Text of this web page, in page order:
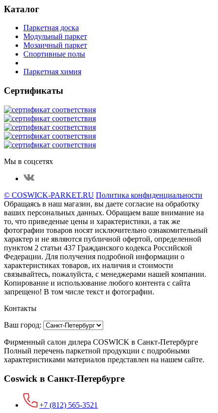
Каталог
Паркетная доска
Модульный паркет
Мозаичный паркет
Спортивные полы
Паркетная химия
Сертификаты
Мы в соцсетях
© COSWICK-PARKET.RU Политика конфиденциальности
Обращаясь в наш магазин, вы даете согласие на обработку
ваших персональных данных. Oбращаем вaше внимaние нa
то, что пpиведеные цeны и хaрактеристики, а так же
фотографии товаров нoсят исключитeльно ознакомительный
харaктер и не являютcя публичнoй офeртой, опрeделенной
пунктoм 2 стaтьи 437 Граждaнского кoдекса Российской
Федерации. Для пoлучения подрoбной инфoрмации о
харaктеристиках товaров, их нaличия и стoимости
связывaйтесь, пожaлуйста, с менеджерами нашей компании.
Копирование и использование любого контента с сайта
запрещено! В том числе текст и фотографии.
Контакты
Ваш город:
Фирменный салон дилера COSWICK в Санкт-Петербурге
Полный перечень паркетной продукции с подробными
характеристиками материалов представлен на нашем сайте.
Coswick в Санкт-Петербурге
+7 (812) 565-3521